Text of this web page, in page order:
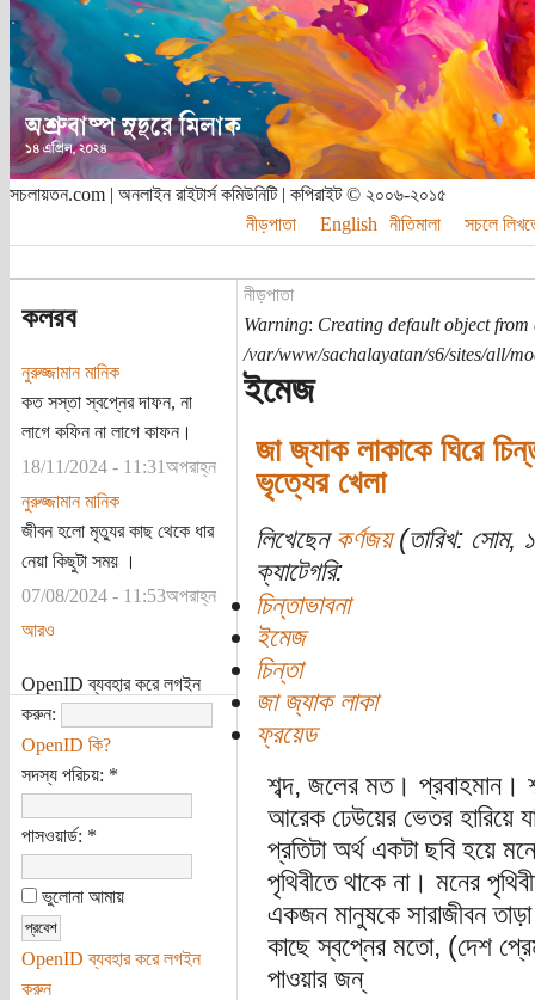
সচলায়তন.com | অনলাইন রাইটার্স কমিউনিটি | কপিরাইট © ২০০৬-২০১৫
নীড়পাতা
English নীতিমালা সচলে
কলরব
নুরুজ্জামান মানিক
কত সস্তা স্বপ্নের দাফন, না
লাগে কফিন না লাগে কাফন।
18/11/2024 - 11:31অপরাহ্ন
নুরুজ্জামান মানিক
জীবন হলো মৃত্যুর কাছ থেকে ধার
নেয়া কিছুটা সময় ।
07/08/2024 - 11:53অপরাহ্ন
আরও
OpenID ব্যবহার করে লগইন
করুন:
OpenID কি?
সদস্য পরিচয়: *
পাসওয়ার্ড: *
ভুলোনা আমায়
OpenID ব্যবহার করে লগইন
করুন
নীড়পাতা
Warning: Creating default object from
/var/www/sachalayatan/s6/sites/all/
ইমেজ
জা জ্যাক লাকাকে ঘিরে
ভৃত্যের খেলা
লিখেছেন কর্ণজয়(তারিখ: সোম,
ক্যাটেগরি:
চিন্তাভাবনা
ইমেজ
চিন্তা
জা জ্যাক লাকা
ফ্রয়েড
শব্দ, জলের মত। প্রবাহমান।
আরেক ঢেউয়ের ভেতর
প্রতিটা অর্থ একটা ছবি হয়ে
পৃথিবীতে থাকে না। মনের
একজন মানুষকে সারাজীবন
কাছে স্বপ্নের মতো, (দেশ
পাওয়ার জন্